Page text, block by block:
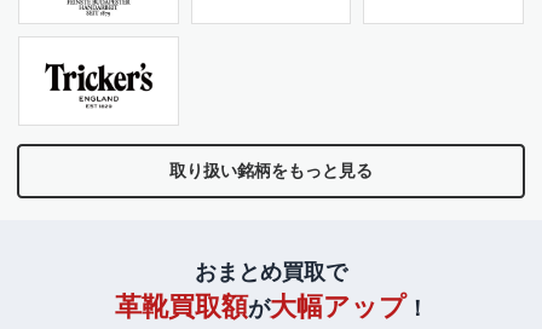
取り扱い銘柄をもっと見る
おまとめ買取で
革靴買取額が大幅アップ！